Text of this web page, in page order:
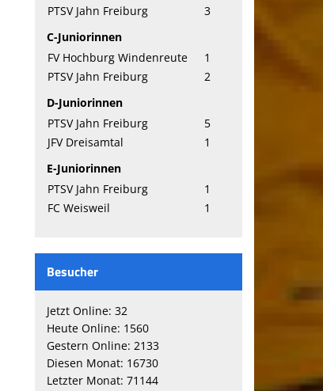
PTSV Jahn Freiburg
3
C-Juniorinnen
FV Hochburg Windenreute
1
PTSV Jahn Freiburg
2
D-Juniorinnen
PTSV Jahn Freiburg
5
JFV Dreisamtal
1
E-Juniorinnen
PTSV Jahn Freiburg
1
FC Weisweil
1
Besucher
Jetzt Online: 32
Heute Online: 1560
Gestern Online: 2133
Diesen Monat: 16730
Letzter Monat: 71144